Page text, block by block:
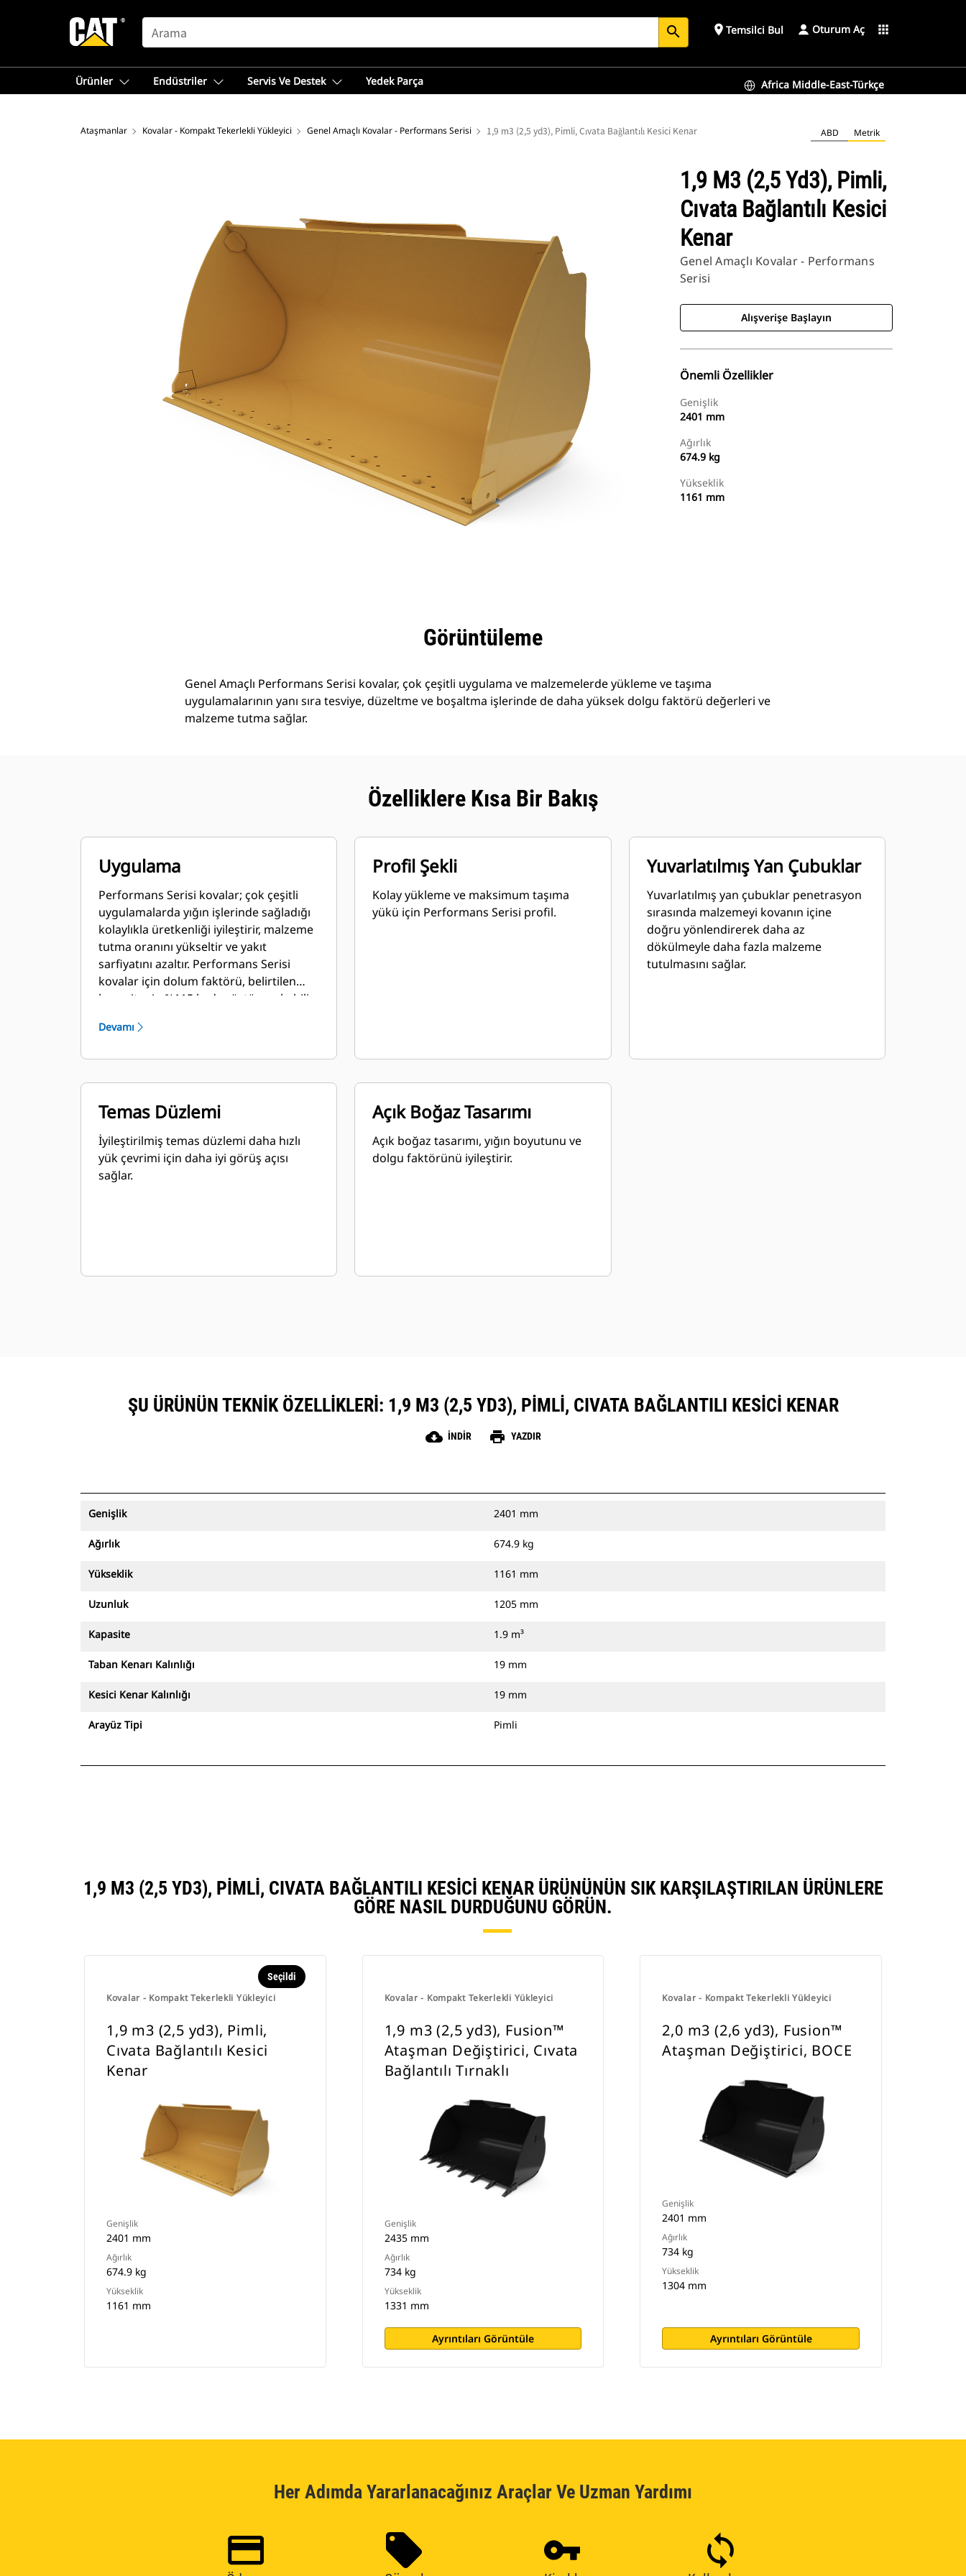
SEARCH search place Temsilci Bul Oturum Aç apps
Ürünler Endüstriler Servis Ve Destek Yedek Parça Africa Middle-East-Türkçe
Ataşmanlar Kovalar - Kompakt Tekerlekli Yükleyici Genel Amaçlı Kovalar - Performans Serisi 1,9 m3 (2,5 yd3), Pimli, Cıvata Bağlantılı Kesici Kenar ABD Metrik
1,9 M3 (2,5 Yd3), Pimli,
Cıvata Bağlantılı Kesici
Kenar
Genel Amaçlı Kovalar - Performans
Serisi
Alışverişe Başlayın
Önemli Özellikler
Genişlik
2401 mm
Ağırlık
674.9 kg
Yükseklik
1161 mm
Görüntüleme
Genel Amaçlı Performans Serisi kovalar, çok çeşitli uygulama ve malzemelerde yükleme ve taşıma
uygulamalarının yanı sıra tesviye, düzeltme ve boşaltma işlerinde de daha yüksek dolgu faktörü değerleri ve
malzeme tutma sağlar.
Özelliklere Kısa Bir Bakış
Uygulama
Performans Serisi kovalar; çok çeşitli
uygulamalarda yığın işlerinde sağladığı
kolaylıkla üretkenliği iyileştirir, malzeme
tutma oranını yükseltir ve yakıt
sarfiyatını azaltır. Performans Serisi
kovalar için dolum faktörü, belirtilen
kapasitenin %115 kadar üstüne çıkabilir.
Devamı
Profil Şekli
Kolay yükleme ve maksimum taşıma
yükü için Performans Serisi profil.
Yuvarlatılmış Yan Çubuklar
Yuvarlatılmış yan çubuklar penetrasyon
sırasında malzemeyi kovanın içine
doğru yönlendirerek daha az
dökülmeyle daha fazla malzeme
tutulmasını sağlar.
Temas Düzlemi
İyileştirilmiş temas düzlemi daha hızlı
yük çevrimi için daha iyi görüş açısı
sağlar.
Açık Boğaz Tasarımı
Açık boğaz tasarımı, yığın boyutunu ve
dolgu faktörünü iyileştirir.
ŞU ÜRÜNÜN TEKNIK ÖZELLIKLERI: 1,9 M3 (2,5 YD3), PIMLI, CIVATA BAĞLANTILI KESICI KENAR
cloud_download İNDIR print YAZDIR
Genişlik 2401 mm
Ağırlık 674.9 kg
Yükseklik 1161 mm
Uzunluk 1205 mm
Kapasite 1.9 m³
Taban Kenarı Kalınlığı 19 mm
Kesici Kenar Kalınlığı 19 mm
Arayüz Tipi Pimli
1,9 M3 (2,5 YD3), PIMLI, CIVATA BAĞLANTILI KESICI KENAR ÜRÜNÜNÜN SIK KARŞILAŞTIRILAN ÜRÜNLERE
GÖRE NASIL DURDUĞUNU GÖRÜN.
Kovalar - Kompakt Tekerlekli Yükleyici
Seçildi
1,9 m3 (2,5 yd3), Pimli,
Cıvata Bağlantılı Kesici
Kenar
Genişlik
2401 mm
Ağırlık
674.9 kg
Yükseklik
1161 mm
Kovalar - Kompakt Tekerlekli Yükleyici
1,9 m3 (2,5 yd3), Fusion™
Ataşman Değiştirici, Cıvata
Bağlantılı Tırnaklı
Genişlik
2435 mm
Ağırlık
734 kg
Yükseklik
1331 mm
Ayrıntıları Görüntüle
Kovalar - Kompakt Tekerlekli Yükleyici
2,0 m3 (2,6 yd3), Fusion™
Ataşman Değiştirici, BOCE
Genişlik
2401 mm
Ağırlık
734 kg
Yükseklik
1304 mm
Ayrıntıları Görüntüle
Her Adımda Yararlanacağınız Araçlar Ve Uzman Yardımı